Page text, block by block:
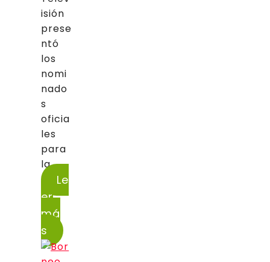
isión
prese
ntó
los
nomi
nado
s
oficia
les
para
la...
Le
er
má
s